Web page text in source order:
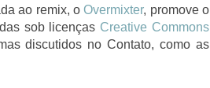
ao remix, oOvermixter, promove o
sob licenças Creative Commons
discutidos no Contato, como as